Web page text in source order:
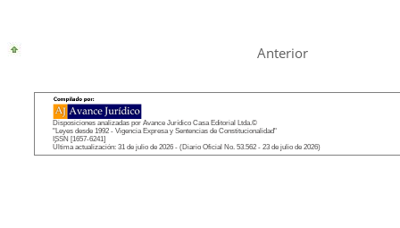
Anterior
Disposiciones analizadas por Avance Jurídico Casa Editorial Ltda.©
"Leyes desde 1992 - Vigencia Expresa y Sentencias de Constitucionalidad"
ISSN [1657-6241]
Última actualización: 31 de julio de 2026 - (Diario Oficial No. 53.562 - 23 de julio de 2026)